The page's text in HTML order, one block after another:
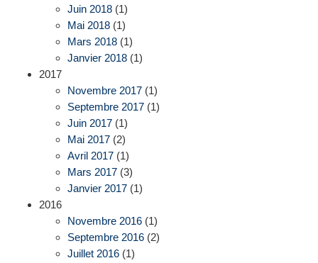
Juin 2018 (1)
Mai 2018 (1)
Mars 2018 (1)
Janvier 2018 (1)
2017
Novembre 2017 (1)
Septembre 2017 (1)
Juin 2017 (1)
Mai 2017 (2)
Avril 2017 (1)
Mars 2017 (3)
Janvier 2017 (1)
2016
Novembre 2016 (1)
Septembre 2016 (2)
Juillet 2016 (1)